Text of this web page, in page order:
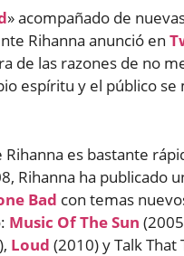
» acompañado de
Rihanna anunció en
de las razones de no
espíritu y el público se
es bastante
Rihanna ha publicado
Bad con temas
Music Of The Sun
Loud (2010) y Talk That